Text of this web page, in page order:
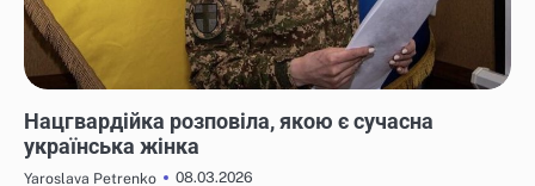
Нацгвардійка розповіла, якою є сучасна
українська жінка
Yaroslava Petrenko 08.03.2026